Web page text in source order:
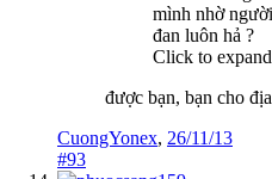
mình nhờ
đan luôn hả ?
Click to
được bạn, bạn cho
CuongYonex, 26/11/13
#93